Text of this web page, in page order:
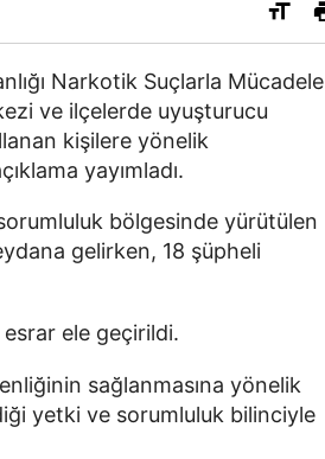
Narkotik Suçlarla Mücadele
ve ilçelerde uyuşturucu
kişilere yönelik
yayımladı.
bölgesinde yürütülen
gelirken, 18 şüpheli
ele geçirildi.
sağlanmasına yönelik
yetki ve sorumluluk bilinciyle